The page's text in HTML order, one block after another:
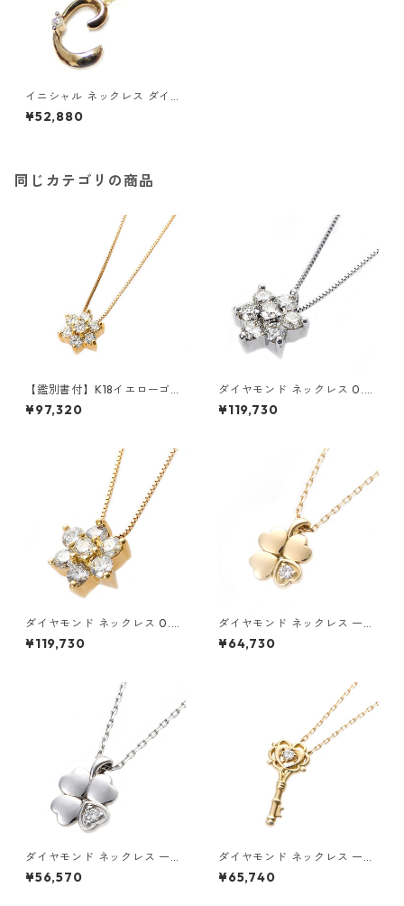
イニシャル ネックレス ダイヤ
モンド ネックレス 一粒 0.01c
t K18 ゴールド 文字 C ダイヤ
¥52,880
同じカテゴリの商品
【鑑別書付】K18イエローゴー
ルド 天然ダイヤネックレス ダ
イヤモンドペンダント/ネック
¥97,320
ダイヤモンド ネックレス 0.3c
t K18 ホワイトゴールド 0.3カ
ラット 花 フラワーモチーフ ペ
¥119,730
ダイヤモンド ネックレス 0.3c
t K18 イエローゴールド 0.3カ
ラット 花 フラワーモチーフ ペ
¥119,730
ダイヤモンド ネックレス 一粒
0.014ct K18 イエローゴール
ド 四葉 クローバーモチーフ ペ
¥64,730
ダイヤモンド ネックレス 一粒
0.014ct プラチナ Pt900 四
葉 クローバーモチーフ ペンダ
¥56,570
ダイヤモンド ネックレス 一粒
K18 イエローゴールド 鍵 キー
モチーフ ペンダント 鑑別カー
¥65,740